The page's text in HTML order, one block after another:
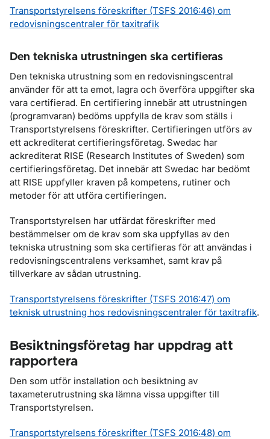
Transportstyrelsens föreskrifter (TSFS 2016:46) om
redovisningscentraler för taxitrafik
Den tekniska utrustningen ska certifieras
Den tekniska utrustning som en redovisningscentral
använder för att ta emot, lagra och överföra uppgifter ska
vara certifierad. En certifiering innebär att utrustningen
(programvaran) bedöms uppfylla de krav som ställs i
Transportstyrelsens föreskrifter. Certifieringen utförs av
ett ackrediterat certifieringsföretag. Swedac har
ackrediterat RISE (Research Institutes of Sweden) som
certifieringsföretag. Det innebär att Swedac har bedömt
att RISE uppfyller kraven på kompetens, rutiner och
metoder för att utföra certifieringen.
Transportstyrelsen har utfärdat föreskrifter med
bestämmelser om de krav som ska uppfyllas av den
tekniska utrustning som ska certifieras för att användas i
redovisningscentralens verksamhet, samt krav på
tillverkare av sådan utrustning.
Transportstyrelsens föreskrifter (TSFS 2016:47) om
teknisk utrustning hos redovisningscentraler för taxitrafik.
Besiktningsföretag har uppdrag att
rapportera
Den som utför installation och besiktning av
taxameterutrustning ska lämna vissa uppgifter till
Transportstyrelsen.
Transportstyrelsens föreskrifter (TSFS 2016:48) om